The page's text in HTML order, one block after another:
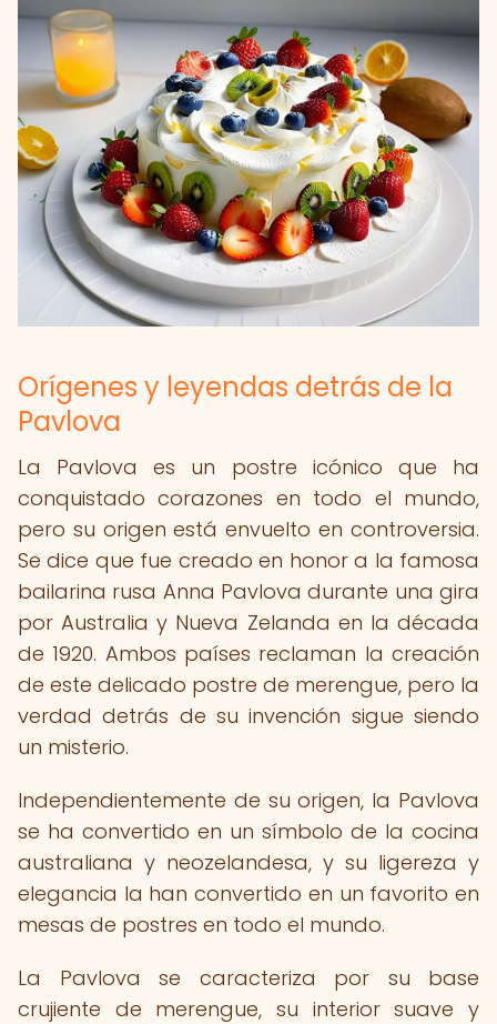
Orígenes y leyendas detrás de la
Pavlova
La Pavlova es un postre icónico que ha
conquistado corazones en todo el mundo,
pero su origen está envuelto en controversia.
Se dice que fue creado en honor a la famosa
bailarina rusa Anna Pavlova durante una gira
por Australia y Nueva Zelanda en la década
de 1920. Ambos países reclaman la creación
de este delicado postre de merengue, pero la
verdad detrás de su invención sigue siendo
un misterio.
Independientemente de su origen, la Pavlova
se ha convertido en un símbolo de la cocina
australiana y neozelandesa, y su ligereza y
elegancia la han convertido en un favorito en
mesas de postres en todo el mundo.
La Pavlova se caracteriza por su base
crujiente de merengue, su interior suave y